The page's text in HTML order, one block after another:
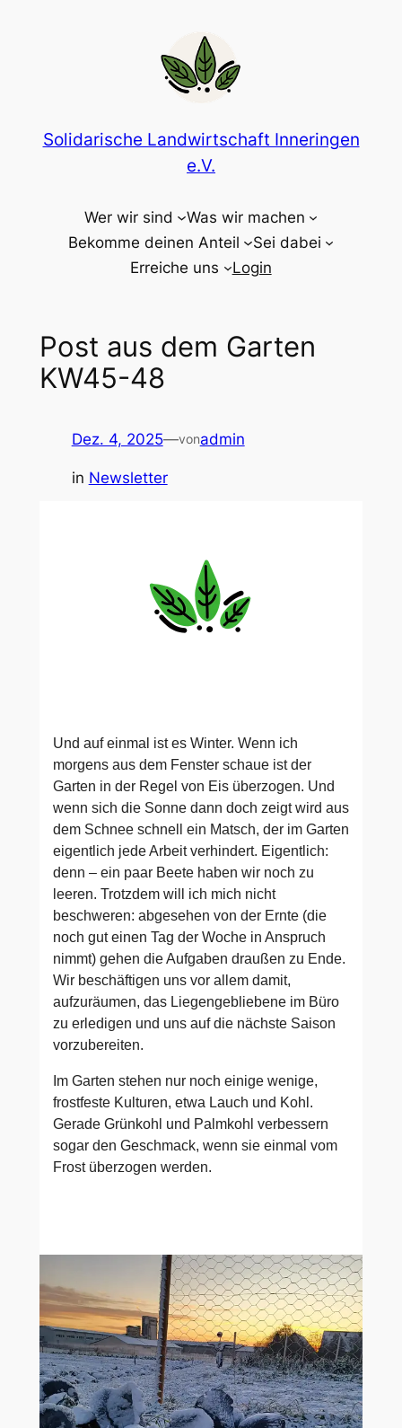
Solidarische Landwirtschaft Inneringen
e.V.
Wer wir sind
Was wir machen
Bekomme deinen Anteil
Sei dabei
Erreiche uns
Login
Post aus dem Garten
KW45-48
Dez. 4, 2025—vonadmin
in Newsletter
Und auf einmal ist es Winter. Wenn ich
morgens aus dem Fenster schaue ist der
Garten in der Regel von Eis überzogen. Und
wenn sich die Sonne dann doch zeigt wird aus
dem Schnee schnell ein Matsch, der im Garten
eigentlich jede Arbeit verhindert. Eigentlich:
denn – ein paar Beete haben wir noch zu
leeren. Trotzdem will ich mich nicht
beschweren: abgesehen von der Ernte (die
noch gut einen Tag der Woche in Anspruch
nimmt) gehen die Aufgaben draußen zu Ende.
Wir beschäftigen uns vor allem damit,
aufzuräumen, das Liegengebliebene im Büro
zu erledigen und uns auf die nächste Saison
vorzubereiten.
Im Garten stehen nur noch einige wenige,
frostfeste Kulturen, etwa Lauch und Kohl.
Gerade Grünkohl und Palmkohl verbessern
sogar den Geschmack, wenn sie einmal vom
Frost überzogen werden.